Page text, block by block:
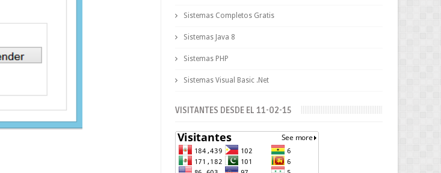
Sistemas Completos Gratis
Sistemas Java 8
Sistemas PHP
Sistemas Visual Basic .Net
VISITANTES DESDE EL 11-02-15